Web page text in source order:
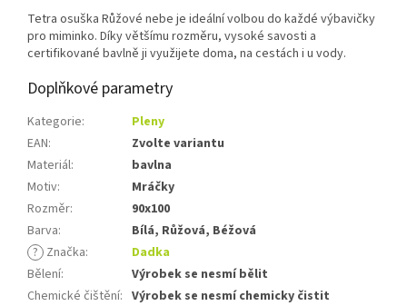
Tetra osuška Růžové nebe je ideální volbou do každé výbavičky
pro miminko. Díky většímu rozměru, vysoké savosti a
certifikované bavlně ji využijete doma, na cestách i u vody.
Doplňkové parametry
Kategorie:
Pleny
EAN:
Zvolte variantu
Materiál:
bavlna
Motiv:
Mráčky
Rozměr:
90x100
Barva:
Bílá, Růžová, Béžová
? Značka:
Dadka
Bělení:
Výrobek se nesmí bělit
Chemické čištění: Výrobek se nesmí chemicky čistit